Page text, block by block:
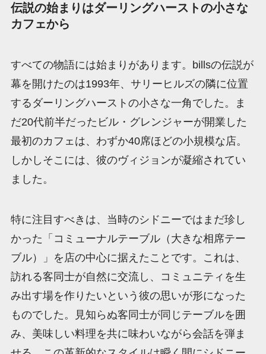
伝説の始まりはダーリングハーストの小さな
カフェから
すべての物語には始まりがあります。billsの伝説が
幕を開けたのは1993年、サリーヒルズの隣に位置
するダーリングハーストの小さな一角でした。ま
だ20代前半だったビル・グレンジャーが開業した
最初のカフェは、わずか40席ほどの小規模な店。
しかしそこには、彼のヴィジョンが凝縮されてい
ました。
特に注目すべきは、当時のシドニーではまだ珍し
かった「コミューナルテーブル（大きな相席テー
ブル）」を店の中心に据えたことです。これは、
訪れる客同士が自然に交流し、コミュニティを生
み出す場を作りたいという彼の思いが形になった
ものでした。見知らぬ客同士が同じテーブルを囲
み、美味しい料理を共に味わいながら会話を弾ま